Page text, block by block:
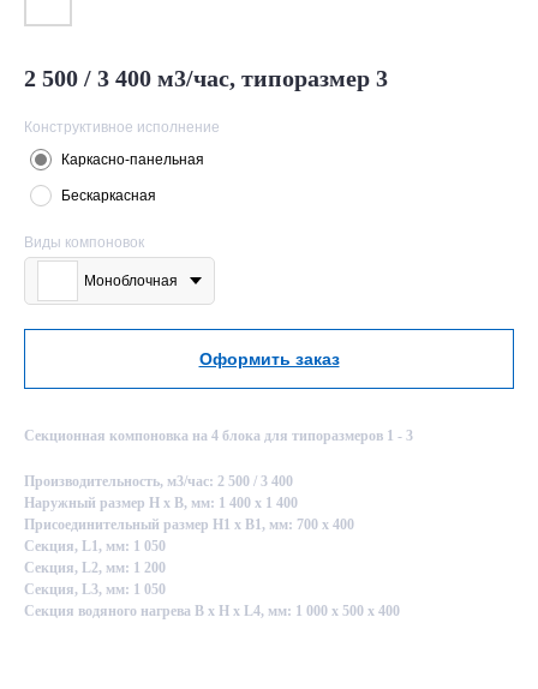
2 500 / 3 400 м3/час, типоразмер 3
Конструктивное исполнение
Каркасно-панельная
Бескаркасная
Виды компоновок
Моноблочная
Оформить заказ
Секционная компоновка на 4 блока для типоразмеров 1 - 3
Производительность, м3/час: 2 500 / 3 400
Наружный размер Н х В, мм: 1 400 х 1 400
Присоединительный размер Н1 х В1, мм: 700 х 400
Секция, L1, мм: 1 050
Секция, L2, мм: 1 200
Секция, L3, мм: 1 050
Секция водяного нагрева B х H х L4, мм: 1 000 х 500 х 400